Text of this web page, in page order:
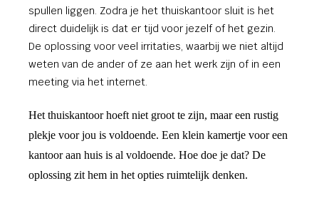
spullen liggen. Zodra je het thuiskantoor sluit is het
direct duidelijk is dat er tijd voor jezelf of het gezin.
De oplossing voor veel irritaties, waarbij we niet altijd
weten van de ander of ze aan het werk zijn of in een
meeting via het internet.
Het thuiskantoor hoeft niet groot te zijn, maar een rustig
plekje voor jou is voldoende. Een klein kamertje voor een
kantoor aan huis is al voldoende. Hoe doe je dat? De
oplossing zit hem in het opties ruimtelijk denken.